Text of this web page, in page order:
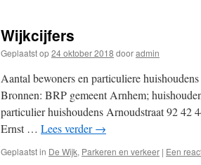
Wijkcijfers
Geplaatst op24 oktober 2018 dooradmin
Aantal bewoners en particuliere
Bronnen: BRP gemeent Arnhem;
particulier huishoudens Arnoudstraat 92 42
Ernst … Lees verder→
Geplaatst in De Wijk, Parkeren en verkeer | Een